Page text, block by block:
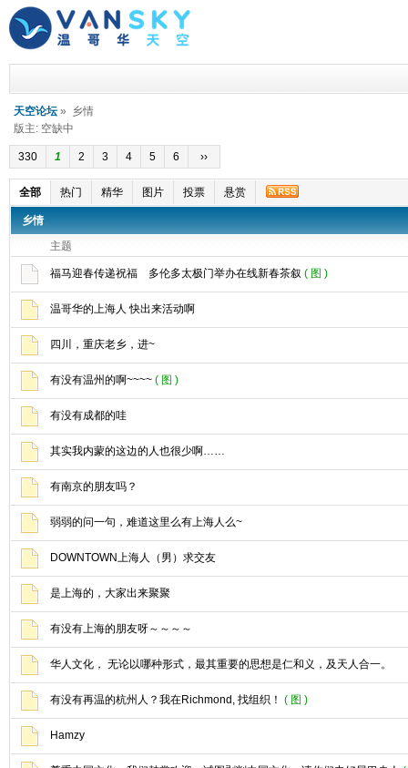
天空论坛 » 乡情
版主: 空缺中
330 1 2 3 4 5 6 ››
全部 热门 精华 图片 投票 悬赏
乡情
主题
福马迎春传递祝福 多伦多太极门举办在线新春茶叙 ( 图 )
温哥华的上海人 快出来活动啊
四川，重庆老乡，进~
有没有温州的啊~~~~ ( 图 )
有没有成都的哇
其实我内蒙的这边的人也很少啊……
有南京的朋友吗？
弱弱的问一句，难道这里么有上海人么~
DOWNTOWN上海人（男）求交友
是上海的，大家出来聚聚
有没有上海的朋友呀～～～～
华人文化， 无论以哪种形式，最其重要的思想是仁和义，及天人合一。
有没有再温的杭州人？我在Richmond, 找组织！ ( 图 )
Hamzy